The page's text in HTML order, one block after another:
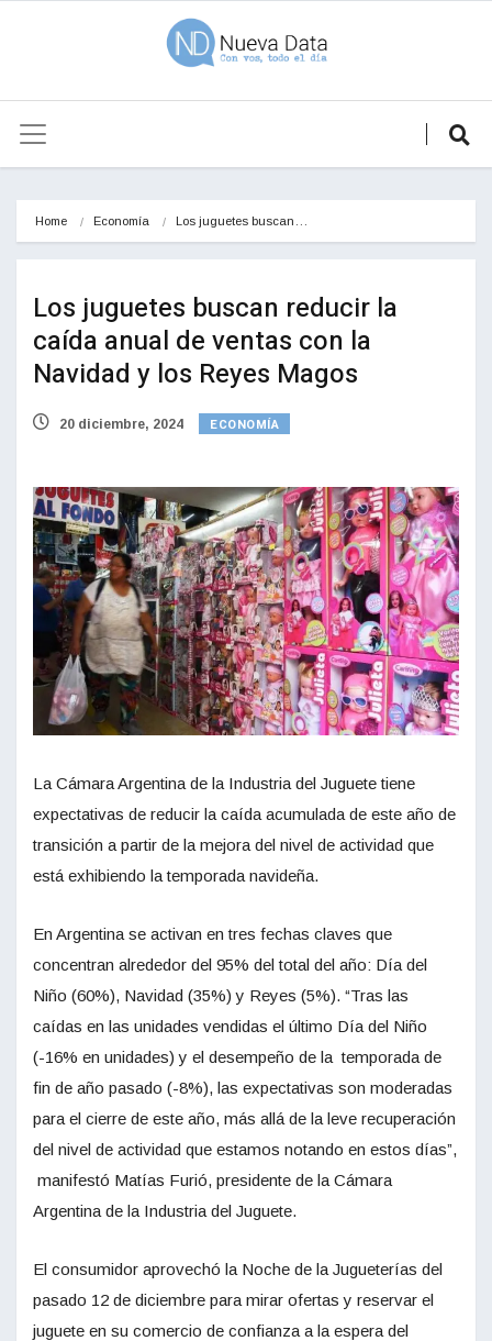
Home Economía Los juguetes buscan…
Los juguetes buscan reducir la
caída anual de ventas con la
Navidad y los Reyes Magos
20 diciembre, 2024 ECONOMÍA
La Cámara Argentina de la Industria del Juguete tiene
expectativas de reducir la caída acumulada de este año de
transición a partir de la mejora del nivel de actividad que
está exhibiendo la temporada navideña.
En Argentina se activan en tres fechas claves que
concentran alrededor del 95% del total del año: Día del
Niño (60%), Navidad (35%) y Reyes (5%). “Tras las
caídas en las unidades vendidas el último Día del Niño
(-16% en unidades) y el desempeño de la temporada de
fin de año pasado (-8%), las expectativas son moderadas
para el cierre de este año, más allá de la leve recuperación
del nivel de actividad que estamos notando en estos días”,
manifestó Matías Furió, presidente de la Cámara
Argentina de la Industria del Juguete.
El consumidor aprovechó la Noche de la Jugueterías del
pasado 12 de diciembre para mirar ofertas y reservar el
juguete en su comercio de confianza a la espera del